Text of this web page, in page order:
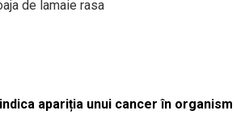
de lamaie rasa
apariția unui cancer în organism